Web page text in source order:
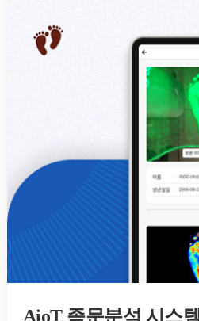
AioT 족문분석 시스템